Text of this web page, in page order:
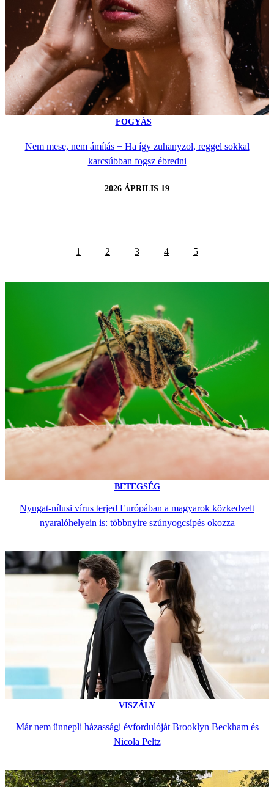
FOGYÁS
Nem mese, nem ámítás − Ha így zuhanyzol, reggel sokkal
karcsúbban fogsz ébredni
2026 ÁPRILIS 19
1 2 3 4 5
BETEGSÉG
Nyugat-nílusi vírus terjed Európában a magyarok közkedvelt
nyaralóhelyein is: többnyire szúnyogcsípés okozza
VISZÁLY
Már nem ünnepli házassági évfordulóját Brooklyn Beckham és
Nicola Peltz